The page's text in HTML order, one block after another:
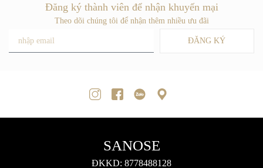
Đăng ký thành viên để nhận khuyến mại
Theo dõi chúng tôi để nhận thêm nhiều ưu đãi
ĐĂNG KÝ
SANOSE
ĐKKD: 8778488128